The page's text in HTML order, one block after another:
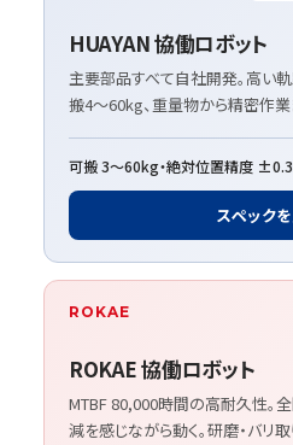
HUAYAN 協働ロボット
主要部品すべて自社開発。高い
搬4〜60kg、重量物から精密作業
可搬 3〜60kg・絶対位置精度
スペック
ROKAE
ROKAE 協働ロボット
MTBF 80,000時間の高耐久性。
減を感じながら動く。研磨・バリ取